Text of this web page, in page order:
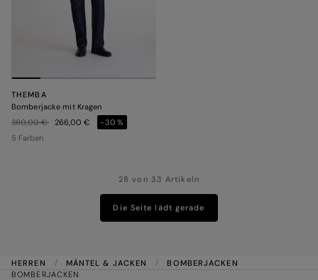
THEMBA
Bomberjacke mit Kragen
Preis reduziert von
380,00 €auf266,00 €
-30%
5 Farben
28 von 33 Artikeln
Die Seite lädt gerade
HERREN MÄNTEL & JACKEN
BOMBERJACKEN
BOMBERJACKEN